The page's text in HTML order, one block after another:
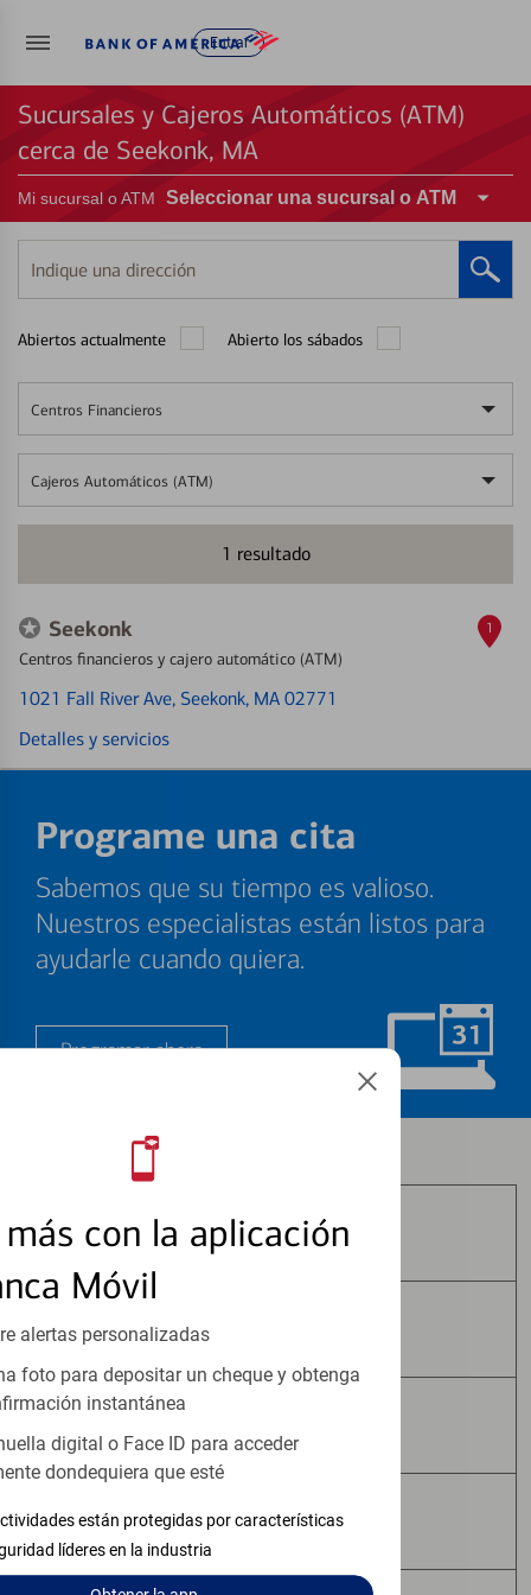
Entrar
con la aplicación
Móvil
alertas personalizadas
foto para depositar un cheque y obtenga
instantánea
digital o Face ID para acceder
dondequiera que esté
están protegidas por características
líderes en la industria
Sucursales y Cajeros Automáticos (ATM)
cerca de Seekonk, MA
Mi sucursal o ATM Seleccionar una sucursal o ATM
Indique
una
Abiertos actualmente Abierto los sábados
Centros Financieros
Cajeros Automáticos (ATM)
1 resultado
Seekonk
Centros financieros y cajero automático (ATM)
1021 Fall River Ave, Seekonk, MA 02771
Detalles y servicios
1
Programe una cita
Sabemos que su tiempo es valioso.
Nuestros especialistas están listos para
ayudarle cuando quiera.
Programar ahora
Los productos de inversión y seguros:
No Están Asegurados por FDIC
No Tienen Garantía Bancaria
No Constituyen Depósitos